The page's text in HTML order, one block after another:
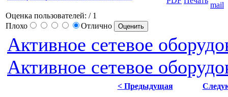
Оценка пользователей: / 1
Плохо
Отлично
Активное сетевое
Активное сетевое
< Предыдущая